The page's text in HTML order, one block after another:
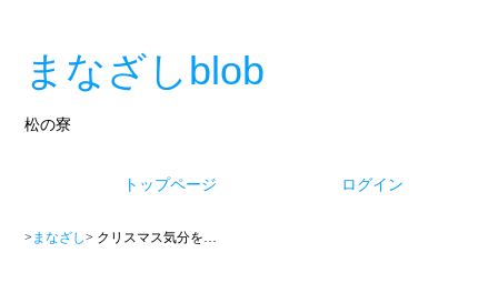
まなざしblob
松の寮
トップページ ログイン
> まなざし> クリスマス気分を…